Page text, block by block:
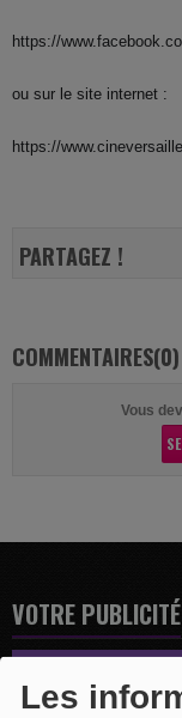
Les
https://
ou sur le site internet :
https://
PARTAGEZ !
COMMENTAIRES(0)
Vous
VOTRE PUBLICITÉ